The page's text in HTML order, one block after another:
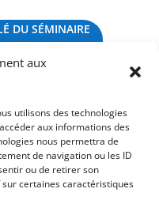
aux
utilisons des technologies
aux informations des
nous permettra de
de navigation ou les ID
ou de retirer son
certaines caractéristiques
DU SÉMINAIRE